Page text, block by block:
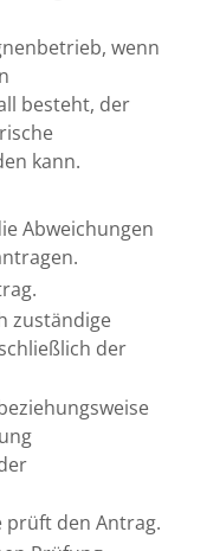
wenn
besteht, der
kann.
Abweichungen
zuständige
der
prüft den Antrag.